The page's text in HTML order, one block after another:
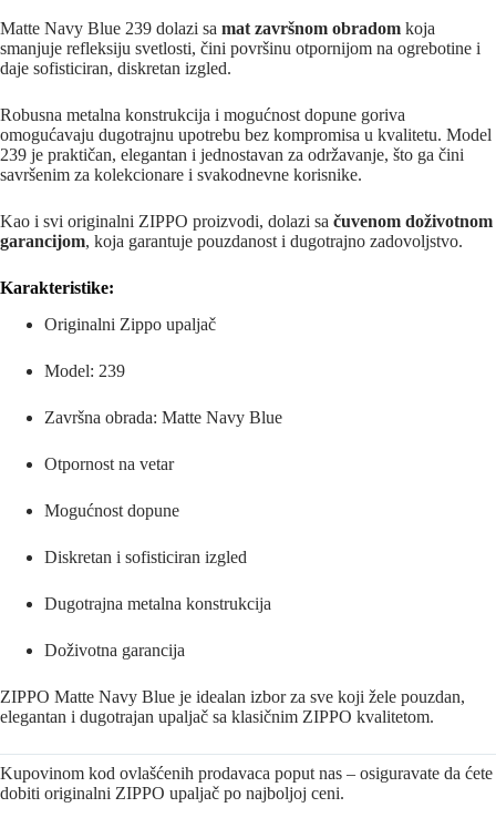
Matte Navy Blue 239 dolazi sa mat završnom obradom koja
smanjuje refleksiju svetlosti, čini površinu otpornijom na ogrebotine i
daje sofisticiran, diskretan izgled.
Robusna metalna konstrukcija i mogućnost dopune goriva
omogućavaju dugotrajnu upotrebu bez kompromisa u kvalitetu. Model
239 je praktičan, elegantan i jednostavan za održavanje, što ga čini
savršenim za kolekcionare i svakodnevne korisnike.
Kao i svi originalni ZIPPO proizvodi, dolazi sa čuvenom doživotnom
garancijom, koja garantuje pouzdanost i dugotrajno zadovoljstvo.
Karakteristike:
Originalni Zippo upaljač
Model: 239
Završna obrada: Matte Navy Blue
Otpornost na vetar
Mogućnost dopune
Diskretan i sofisticiran izgled
Dugotrajna metalna konstrukcija
Doživotna garancija
ZIPPO Matte Navy Blue je idealan izbor za sve koji žele pouzdan,
elegantan i dugotrajan upaljač sa klasičnim ZIPPO kvalitetom.
Kupovinom kod ovlašćenih prodavaca poput nas – osiguravate da ćete
dobiti originalni ZIPPO upaljač po najboljoj ceni.